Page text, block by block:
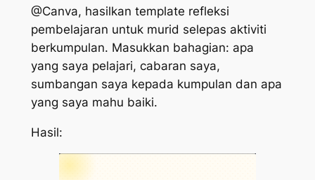
@Canva, hasilkan template refleksi
pembelajaran untuk murid selepas aktiviti
berkumpulan. Masukkan bahagian: apa
yang saya pelajari, cabaran saya,
sumbangan saya kepada kumpulan dan apa
yang saya mahu baiki.
Hasil: